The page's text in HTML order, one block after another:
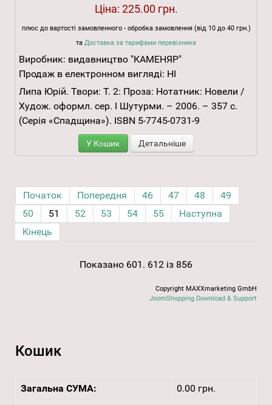
Ціна: 225.00 грн.
плюс до вартості замовленного - обробка замовлення (від 10 до 40 грн.)
та Доставка за тарифами перевізника
Виробник: видавництво "КАМЕНЯР"
Продаж в електронном вигляді: НІ
Липа Юрій. Твори: Т. 2: Проза: Нотатник: Новели /
Худож. оформл. сер. І Шутурми. – 2006. – 357 с.
(Серія «Спадщина»). ISBN 5-7745-0731-9
У Кошик Детальніше
Початок Попередня 46 47 48
49
50
51 52 53 54 55
Наступна
Кінець
Показано 601. 612 із 856
Copyright MAXXmarketing GmbH
JoomShopping Download & Support
Кошик
Загальна СУМА: 0.00 грн.